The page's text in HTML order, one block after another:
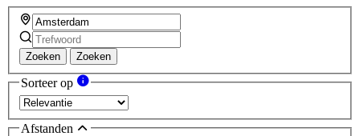
Zoeken Zoeken
Sorteer op
Afstanden